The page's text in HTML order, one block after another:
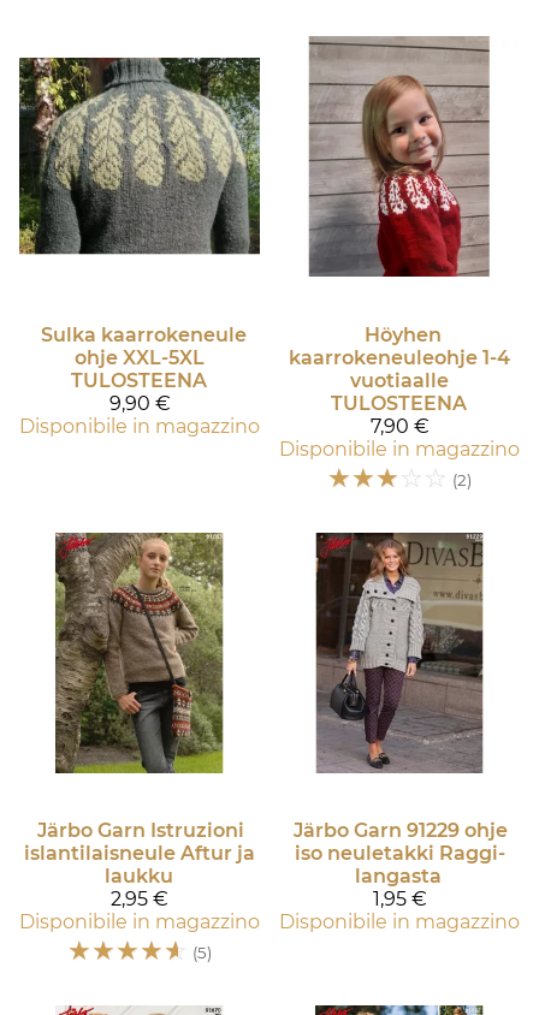
Sulka kaarrokeneule
ohje XXL-5XL
TULOSTEENA
9,90 €
Disponibile in magazzino
Höyhen
kaarrokeneuleohje 1-4
vuotiaalle
TULOSTEENA
7,90 €
Disponibile in magazzino
☆☆☆☆ ☆ (2)
Järbo Garn Istruzioni
islantilaisneule Aftur ja
laukku
2,95 €
Disponibile in magazzino
☆☆☆☆☆ (5)
Järbo Garn 91229 ohje
iso neuletakki Raggi-
langasta
1,95 €
Disponibile in magazzino